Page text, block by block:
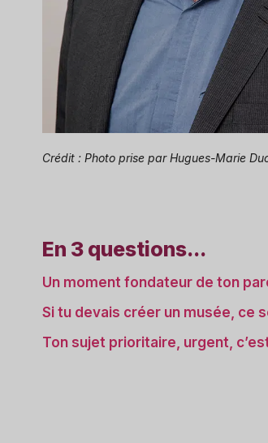
Crédit : Photo prise par Hugues-Marie
En 3 questions...
Un moment fondateur de ton
Si tu devais créer un musée, ce
Ton sujet prioritaire, urgent,